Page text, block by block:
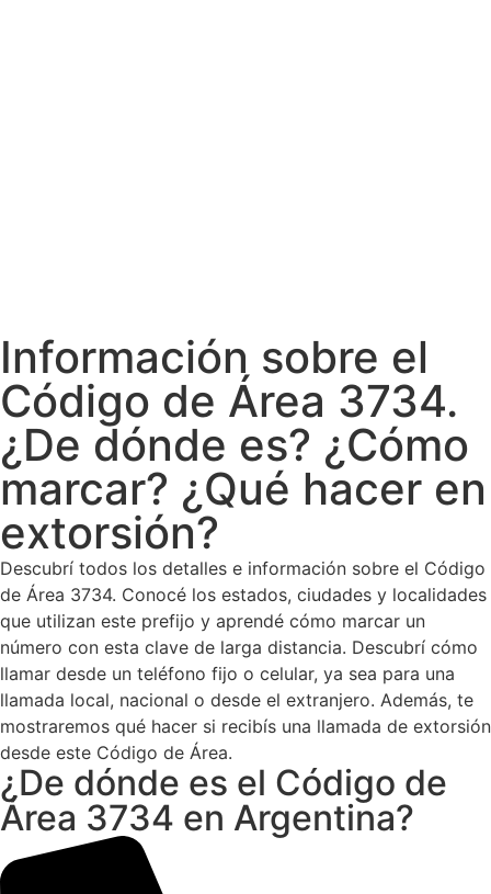
Información sobre el
Código de Área 3734.
¿De dónde es? ¿Cómo
marcar? ¿Qué hacer en
extorsión?
Descubrí todos los detalles e información sobre el Código
de Área 3734. Conocé los estados, ciudades y localidades
que utilizan este prefijo y aprendé cómo marcar un
número con esta clave de larga distancia. Descubrí cómo
llamar desde un teléfono fijo o celular, ya sea para una
llamada local, nacional o desde el extranjero. Además, te
mostraremos qué hacer si recibís una llamada de extorsión
desde este Código de Área.
¿De dónde es el Código de
Área 3734 en Argentina?